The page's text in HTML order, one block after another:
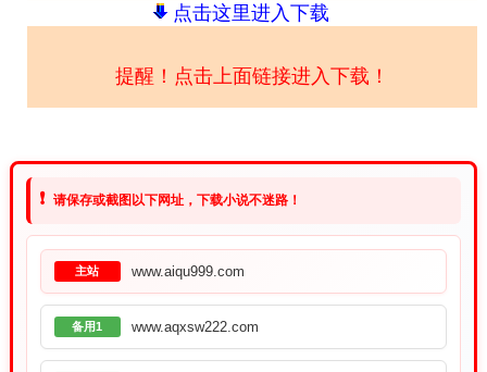
点击这里进入下载
提醒！点击上面链接进入下载！
❗ 请保存或截图以下网址，下载小说不迷路！
主站 www.aiqu999.com
备用1 www.aqxsw222.com